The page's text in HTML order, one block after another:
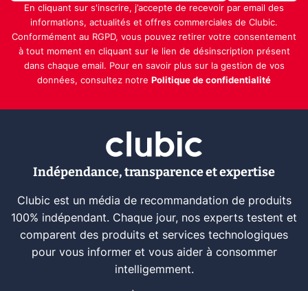
En cliquant sur s'inscrire, j’accepte de recevoir par email des
informations, actualités et offres commerciales de Clubic.
Conformément au RGPD, vous pouvez retirer votre consentement
à tout moment en cliquant sur le lien de désinscription présent
dans chaque email. Pour en savoir plus sur la gestion de vos
données, consultez notre Politique de confidentialité
Indépendance, transparence et expertise
Clubic est un média de recommandation de produits
100% indépendant. Chaque jour, nos experts testent et
comparent des produits et services technologiques
pour vous informer et vous aider à consommer
intelligemment.